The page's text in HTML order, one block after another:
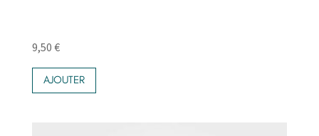
9,50 €
AJOUTER